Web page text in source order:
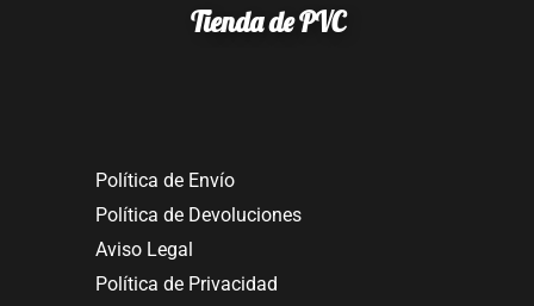
Tienda de PVC
Política de Envío
Política de Devoluciones
Aviso Legal
Política de Privacidad